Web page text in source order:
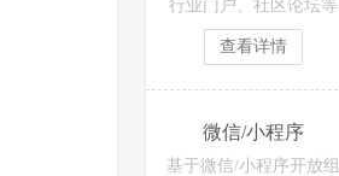
行业门户、社区论坛等
查看详情
微信/小程序
基于微信/小程序开放组